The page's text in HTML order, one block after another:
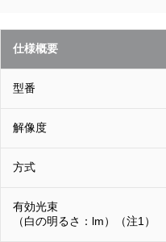
仕様概要
型番
解像度
方式
有効光束
（白の明るさ：lm）（注1）